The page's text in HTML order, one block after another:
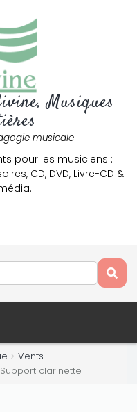
Musiques
musicale
pour les musiciens :
CD, DVD, Livre-CD &
Vents
Support clarinette
want to win a huge